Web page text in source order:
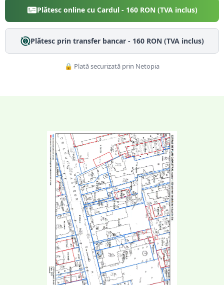
Plătesc online cu Cardul - 160RON (TVA inclus)
Plătesc prin transfer bancar - 160RON (TVA inclus)
🔒 Plată securizată prin Netopia